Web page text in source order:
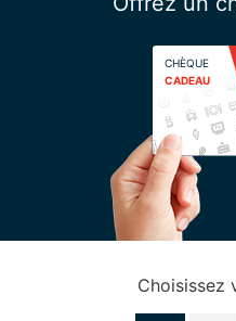
CHÈQUE
CADEAU
Choisissez